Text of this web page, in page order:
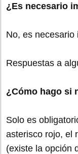
¿Es necesario
No, es
Respuestas a
¿Cómo hago si
Solo es
asterisco rojo, el
(existe la opción